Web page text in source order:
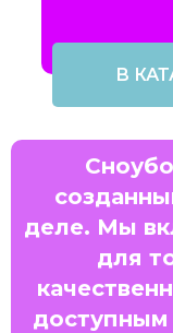
В
деле. Мы
для
доступным